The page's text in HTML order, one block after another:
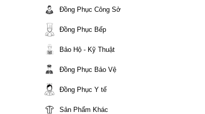
Đồng Phục Công Sở
Đồng Phục Bếp
Bảo Hộ - Kỹ Thuật
Đồng Phục Bảo Vệ
Đồng Phục Y tế
Sản Phẩm Khác